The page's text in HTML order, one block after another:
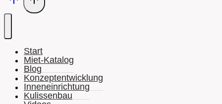
Start
Miet-Katalog
Blog
Konzeptentwicklung
Inneneinrichtung
Kulissenbau